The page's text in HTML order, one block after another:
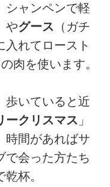
シャンペンで軽
やグース （ガチ
入れてロースト
肉を使います。
歩いていると近
ークリスマス 」
時間があればサ
で会った方たち
杯。